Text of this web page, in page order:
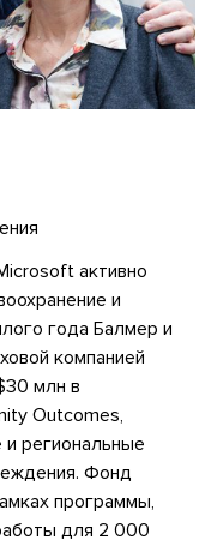
активно
и
года Балмер и
компанией
млн в
Outcomes,
региональные
Фонд
программы,
для 2 000